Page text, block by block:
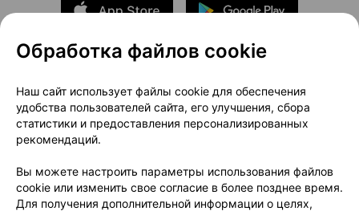
О проекте
Новости проекта
Размещение рекламы
Медицинский маркетинг
Публичный договор
Доставка
Способы оплаты
Вакансии
Партнеры
Написать руководителю 103.by
Обработка файлов cookie
Наш сайт использует файлы cookie для обеспечения
удобства пользователей сайта, его улучшения, сбора
статистики и предоставления персонализированных
рекомендаций.
Вы можете настроить параметры использования файлов
cookie или изменить свое согласие в более позднее время.
Для получения дополнительной информации о целях,